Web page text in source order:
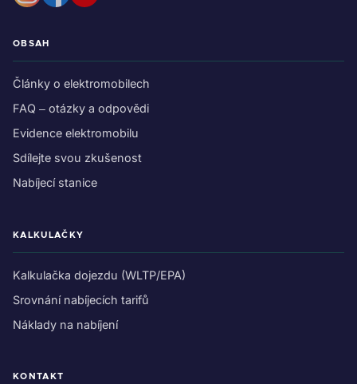
OBSAH
Články o elektromobilech
FAQ – otázky a odpovědi
Evidence elektromobilu
Sdílejte svou zkušenost
Nabíjecí stanice
KALKULAČKY
Kalkulačka dojezdu (WLTP/EPA)
Srovnání nabíjecích tarifů
Náklady na nabíjení
KONTAKT